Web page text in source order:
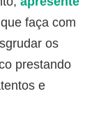
que faça com
os
prestando
e